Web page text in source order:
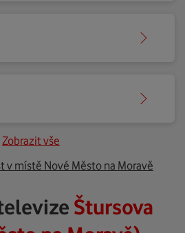
Zobrazit vše
v místě Nové Město na Moravě
Štursova